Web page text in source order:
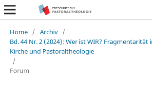
Home / Archiv /
Bd. 44 Nr. 2 (2024): Wer ist WIR? Fragmentarität
Kirche und Pastoraltheologie
/
Forum